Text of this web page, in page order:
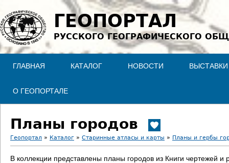
Jump to navigation
ГЕОПОРТАЛ
РУССКОГО ГЕОГРАФИЧЕСКОГО
ГЛАВНАЯ КАТАЛОГ НОВОСТИ ВЫСТАВКИ
О ГЕОПОРТАЛЕ
Планы городов
В
Геопортал » Каталог » Старинные атласы и карты » Планы и гербы
В коллекции представлены планы городов из Книги чертежей